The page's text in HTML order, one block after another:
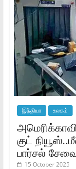
இந்தியா உலகம்
குட்
பார்சல்
15 October 2025